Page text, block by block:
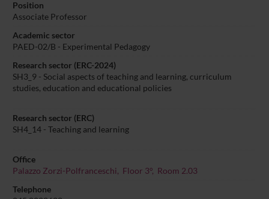
Position
Associate Professor
Academic sector
PAED-02/B - Experimental Pedagogy
Research sector (ERC-2024)
SH3_9 - Social aspects of teaching and learning, curriculum
studies, education and educational policies
Research sector (ERC)
SH4_14 - Teaching and learning
Office
Palazzo Zorzi-Polfranceschi, Floor 3°, Room 2.03
Telephone